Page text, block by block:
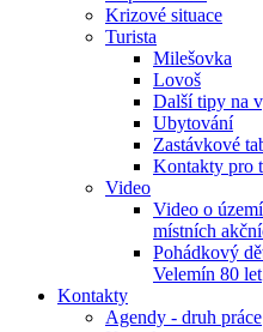
Krizové situace
Turista
Milešovka
Lovoš
Další tipy na
Ubytování
Zastávkové
Kontakty pro
Video
Video o
místních
Pohádkový
Velemín 80 let
Kontakty
Agendy - druh práce